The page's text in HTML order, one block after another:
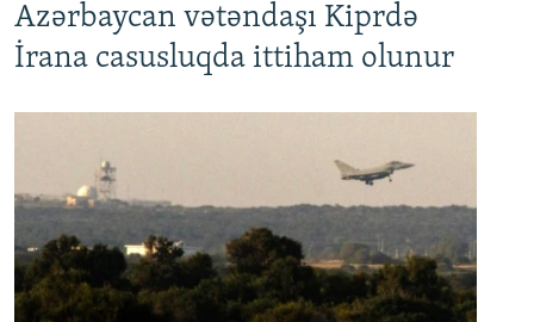
Azərbaycan vətəndaşı Kiprdə
İrana casusluqda ittiham olunur